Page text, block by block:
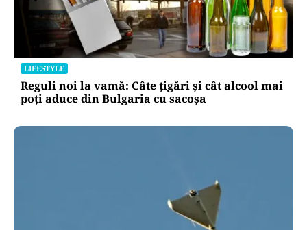
LIFESTYLE
Reguli noi la vamă: Câte țigări și cât alcool mai
poți aduce din Bulgaria cu sacoșa